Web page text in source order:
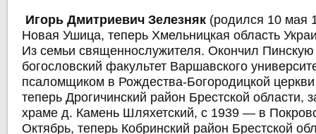
Игорь Дмитриевич Зелезняк (родился 10 мая
Новая Ушица, теперь Хмельницкая область
Из семьи священнослужителя. Окончил
богословский факультет Варшавского
псаломщиком в Рождества-Богородицкой
теперь Дрогичинский район Брестской области,
храме д. Камень Шляхетский, с 1939 — в
Октябрь, теперь Кобринский район Брестской